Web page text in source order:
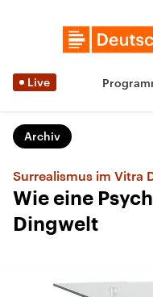
Live
Archiv
Surrealismus im Vitra
Wie eine
Dingwelt